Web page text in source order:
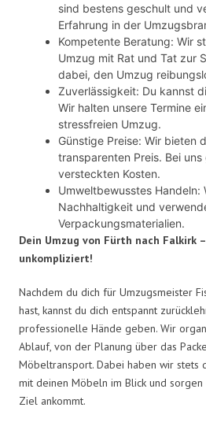
sind bestens geschult und
Erfahrung in der
Kompetente Beratung: Wir
Umzug mit Rat und Tat zur
dabei, den Umzug
Zuverlässigkeit: Du kannst
Wir halten unsere Termine
stressfreien Umzug.
Günstige Preise: Wir bieten
transparenten Preis. Bei
versteckten Kosten.
Umweltbewusstes Handeln:
Nachhaltigkeit und
Verpackungsmaterialien.
Dein Umzug von Fürth nach Falkirk
unkompliziert!
Nachdem du dich für Umzugsmeister
hast, kannst du dich entspannt
professionelle Hände geben. Wir
Ablauf, von der Planung über das
Möbeltransport. Dabei haben wir stets
mit deinen Möbeln im Blick und sorgen
Ziel ankommt.